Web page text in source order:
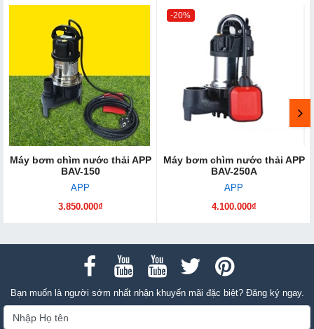
Máy bơm chìm nước thải APP
BAV-150
APP
3.850.000₫
-20%
Máy bơm chìm nước thải APP
BAV-250A
APP
4.100.000₫
Bạn muốn là người sớm nhất nhận khuyến mãi đặc biệt? Đăng ký ngay.